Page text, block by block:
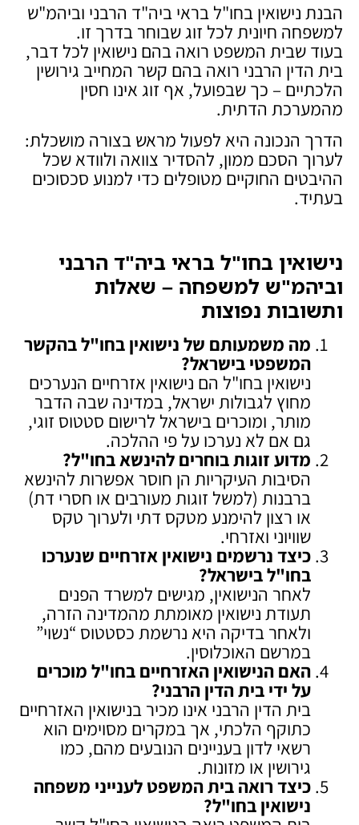
הבנת נישואין בחו"ל בראי ביה"ד הרבני וביהמ"ש
למשפחה חיונית לכל זוג שבוחר בדרך זו.
בעוד שבית המשפט רואה בהם נישואין לכל דבר,
בית הדין הרבני רואה בהם קשר המחייב גירושין
הלכתיים – כך שבפועל, אף זוג אינו חסין
מהמערכת הדתית.
הדרך הנכונה היא לפעול מראש בצורה מושכלת:
לערוך הסכם ממון, להסדיר צוואה ולוודא שכל
ההיבטים החוקיים מטופלים כדי למנוע סכסוכים
בעתיד.
נישואין בחו"ל בראי ביה"ד הרבני
וביהמ"ש למשפחה – שאלות
ותשובות נפוצות
מה משמעותם של נישואין בחו"ל בהקשר
המשפטי בישראל?
נישואין בחו"ל הם נישואין אזרחיים הנערכים
מחוץ לגבולות ישראל, במדינה שבה הדבר
מותר, ומוכרים בישראל לרישום סטטוס זוגי,
גם אם לא נערכו על פי ההלכה.
מדוע זוגות בוחרים להינשא בחו"ל?
הסיבות העיקריות הן חוסר אפשרות להינשא
ברבנות (למשל זוגות מעורבים או חסרי דת)
או רצון להימנע מטקס דתי ולערוך טקס
שוויוני ואזרחי.
כיצד נרשמים נישואין אזרחיים שנערכו
בחו"ל בישראל?
לאחר הנישואין, מגישים למשרד הפנים
תעודת נישואין מאומתת מהמדינה הזרה,
ולאחר בדיקה היא נרשמת כסטטוס “נשוי”
במרשם האוכלוסין.
האם הנישואין האזרחיים בחו"ל מוכרים
על ידי בית הדין הרבני?
בית הדין הרבני אינו מכיר בנישואין האזרחיים
כתוקף הלכתי, אך במקרים מסוימים הוא
רשאי לדון בעניינים הנובעים מהם, כמו
גירושין או מזונות.
כיצד רואה בית המשפט לענייני משפחה
נישואין בחו"ל?